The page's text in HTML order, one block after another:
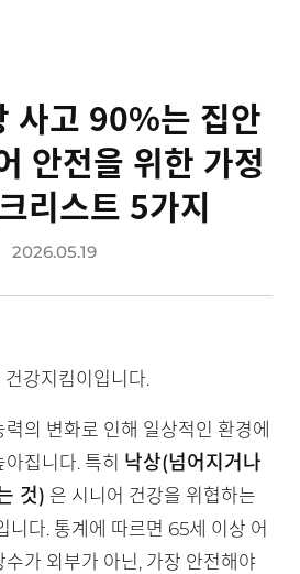
사고 90%는 집안
안전을 위한 가정
리스트 5가지
2026.05.19
강지킴이입니다.
의 변화로 인해 일상적인 환경에
집니다. 특히 낙상(넘어지거나
것) 은 시니어 건강을 위협하는
니다. 통계에 따르면 65세 이상 어
가 외부가 아닌, 가장 안전해야